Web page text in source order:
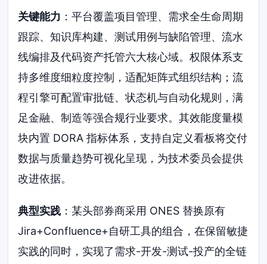
关键能力 ：平台覆盖项目管理、需求全生命周期
跟踪、知识库构建、测试用例与缺陷管理、流水
线编排及代码资产托管六大核心域。权限体系支
持多维度细粒度控制，适配矩阵式组织结构；流
程引擎可配置审批链、状态机与自动化规则，满
足金融、制造等强合规行业要求。其效能度量模
块内置 DORA 指标体系，支持自定义看板将交付
数据与质量趋势可视化呈现，为技术委员会提供
改进依据。
典型实践 ：某头部券商采用 ONES 替换原有
Jira+Confluence+自研工具的组合，在保留敏捷
实践的同时，实现了需求-开发-测试-投产的全链